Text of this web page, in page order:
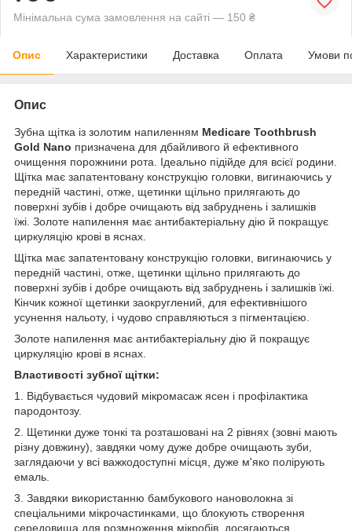
Мінімальна сума замовлення на сайті — 150 ₴
Опис Характеристики Доставка Оплата Умови
Опис
Зубна щітка із золотим напиленням Medicare Toothbrush
Gold Nano призначена для дбайливого й ефективного
очищення порожнини рота. Ідеально підійде для всієї родини.
Щітка має запатентовану конструкцію головки, вигинаючись у
передній частині, отже, щетинки щільно прилягають до
поверхні зубів і добре очищають від забруднень і залишків
їжі. Золоте напилення має антибактеріальну дію й покращує
циркуляцію крові в яснах.
Щітка має запатентовану конструкцію головки, вигинаючись у
передній частині, отже, щетинки щільно прилягають до
поверхні зубів і добре очищають від забруднень і залишків їжі.
Кінчик кожної щетинки заокруглений, для ефективнішого
усунення нальоту, і чудово справляються з пігментацією.
Золоте напилення має антибактеріальну дію й покращує
циркуляцію крові в яснах.
Властивості зубної щітки:
1. Відбувається чудовий мікромасаж ясен і профілактика
пародонтозу.
2. Щетинки дуже тонкі та розташовані на 2 рівнях (зовні мають
різну довжину), завдяки чому дуже добре очищають зуби,
заглядаючи у всі важкодоступні місця, дуже м'яко полірують
емаль.
3. Завдяки використанню бамбукового нановолокна зі
спеціальними мікрочастинками, що блокують створення
середовища для розмноження мікробів, досягаються